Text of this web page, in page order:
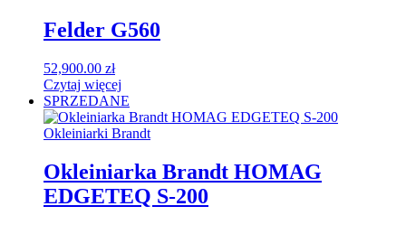
Felder G560
52,900.00 zł
Czytaj więcej
SPRZEDANE
Okleiniarki Brandt
Okleiniarka Brandt HOMAG
EDGETEQ S-200